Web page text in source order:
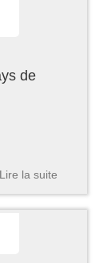
de
Lire la suite